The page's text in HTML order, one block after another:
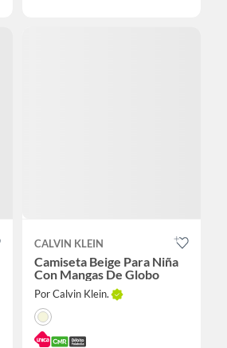
CALVIN KLEIN
Camiseta Beige Para Niña
Con Mangas De Globo
Por Calvin Klein.